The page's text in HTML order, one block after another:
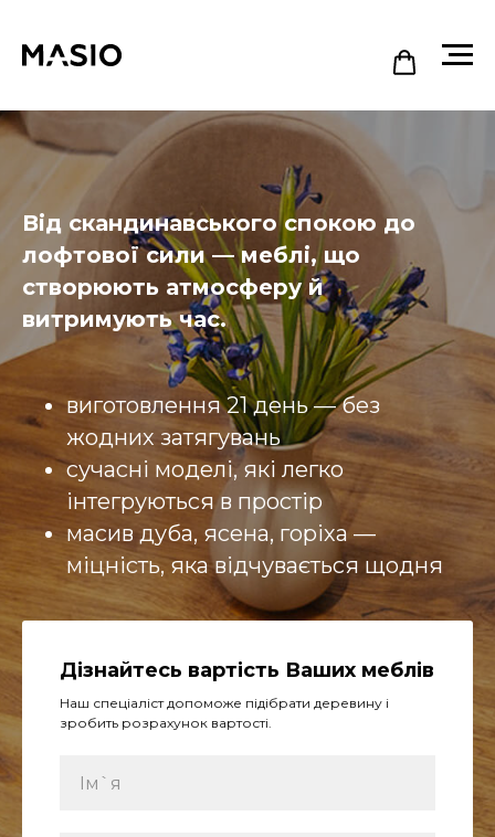
Від скандинавського спокою до
лофтової сили — меблі, що
створюють атмосферу й
витримують час.
виготовлення 21 день — без
жодних затягувань
сучасні моделі, які легко
інтегруються в простір
масив дуба, ясена, горіха —
міцність, яка відчувається щодня
Дізнайтесь вартість Ваших меблів
Наш спеціаліст допоможе підібрати деревину і
зробить розрахунок вартості.